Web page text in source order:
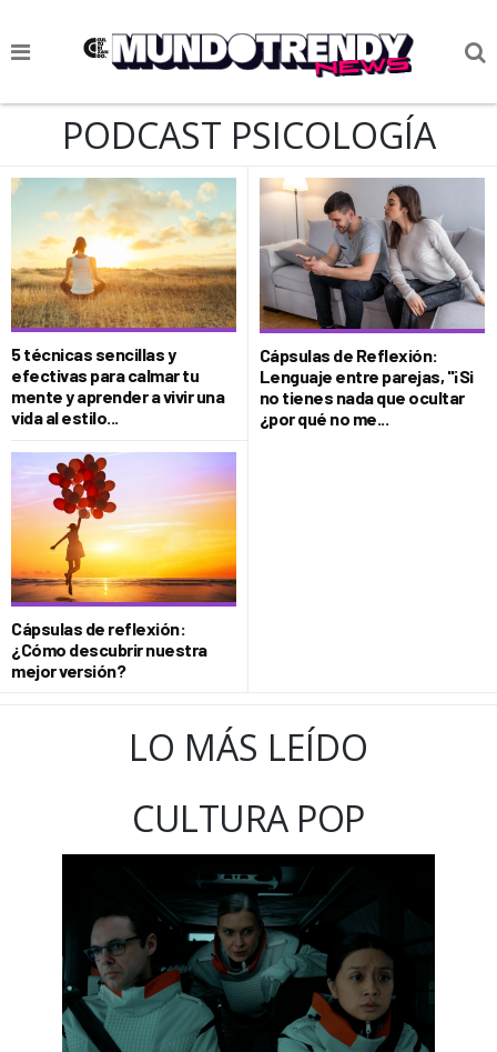
NOTICIAS
CIENCIA Y TECNOLOGÍA
VIDA
SOCIEDAD
CULTURIZANDO.COM
PODCAST PSICOLOGÍA
5 técnicas sencillas y
efectivas para calmar tu
mente y aprender a vivir una
vida al estilo...
Cápsulas de Reflexión:
Lenguaje entre parejas, "¡Si
no tienes nada que ocultar
¿por qué no me...
Cápsulas de reflexión:
¿Cómo descubrir nuestra
mejor versión?
LO MÁS LEÍDO
CULTURA POP